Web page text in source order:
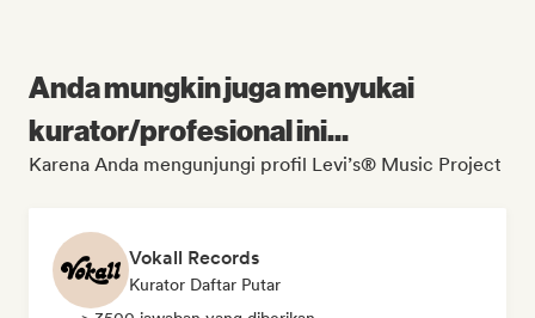
Anda mungkin juga menyukai
kurator/profesional ini...
Karena Anda mengunjungi profil Levi’s® Music Project
Vokall Records
Kurator Daftar Putar